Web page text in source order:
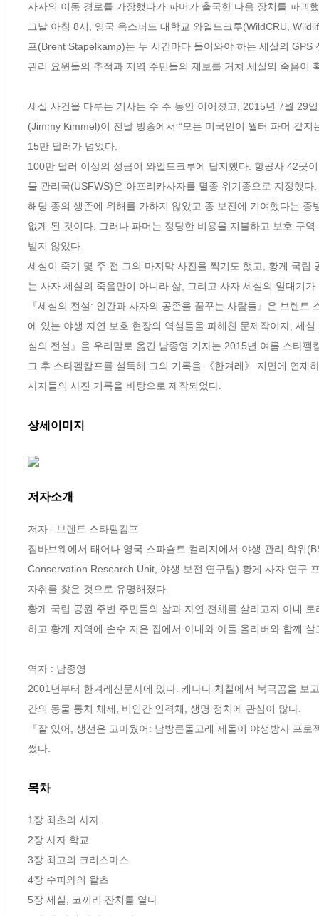
사자의 이동 경로를 가장했다가 파머가 출국한 다음 장치를 파괴
그날 아침 8시, 영국 옥스퍼드 대학교 와일드크루(WildCRU,
프(Brent Stapelkamp)는 두 시간마다 들어와야 하는 세실의 GPS
관리 요원들의 추적과 지역 주민들의 제보를 거쳐 세실의 죽음
세실 사건을 다루는 기사는 수 주 동안 이어졌고, 2015년 7월 29
(Jimmy Kimmel)이 전날 방송에서 “모든 미국인이 월터 파머 같
15만 달러가 넘었다.
100만 달러 이상의 성금이 와일드크루에 답지했다. 항공사 42곳
물 관리국(USFWS)은 아프리카사자를 멸종 위기종으로 지정했다.
해당 종의 생존에 위해를 가하지 않았고 종 보전에 기여했다는
없게 된 것이다. 그러나 파머는 정당한 비용을 지불하고 보호 구
받지 않았다.
세실이 죽기 몇 주 전 그의 마지막 사진을 찍기도 했고, 황게 국
는 사자 세실의 죽음만이 아니라 삶, 그리고 사자 세실의 일대기
『세실의 전설: 인간과 사자의 공존을 꿈꾸는 사람들』은 브렌
에 있는 야생 자연 보호 현장의 역설들을 파헤친 문제작이자, 세
실의 전설』을 우리말로 옮긴 남종영 기자는 2015년 여름 스타
그 후 스타펠캄프를 설득해 그의 기록을 《한겨레》 지면에 연
사자들의 사진 기록을 바탕으로 제작되었다.
상세이미지
저자소개
저자 : 브렌트 스타펠캄프
짐바브웨에서 태어나 영국 스파숄트 컬리지에서 야생 관리 학위
Conservation Research Unit, 야생 보전 연구팀) 황게 사자 연구
자취를 찾은 것으로 유명해졌다.
황게 국립 공원 주변 주민들의 삶과 자연 전체를 살리고자 아내
하고 황게 지역에 손수 지은 집에서 아내와 아들 올리버와 함께 살
역자 : 남종영
2001년부터 한겨레신문사에 있다. 캐나다 처칠에서 북극곰을 보
간의 동물 통치 체제, 비인간 인격체, 생명 정치에 관심이 많다.
『잘 있어, 생선은 고마웠어: 남방큰돌고래 제돌이 야생방사 프
썼다.
목차
1장 최초의 사자
2장 사자 학교
3장 최고의 크리스마스
4장 수피와의 왈츠
5장 세실, 코끼리 잔치를 열다